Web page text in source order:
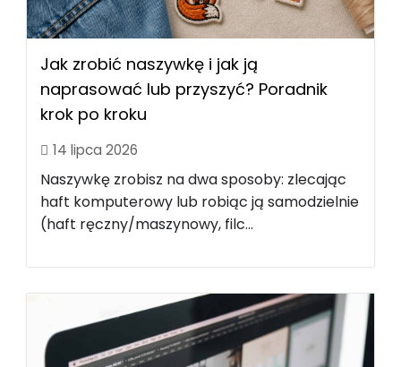
Jak zrobić naszywkę i jak ją
naprasować lub przyszyć? Poradnik
krok po kroku
14 lipca 2026
Naszywkę zrobisz na dwa sposoby: zlecając
haft komputerowy lub robiąc ją samodzielnie
(haft ręczny/maszynowy, filc...